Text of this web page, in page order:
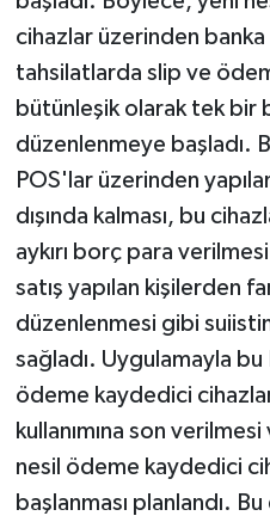
cihazlar üzerinden banka
tahsilatlarda slip ve
bütünleşik olarak tek bir
düzenlenmeye başladı.
POS'lar üzerinden
dışında kalması, bu
aykırı borç para
satış yapılan kişilerden
düzenlenmesi gibi
sağladı. Uygulamayla bu
ödeme kaydedici
kullanımına son
nesil ödeme kaydedici
başlanması planlandı.